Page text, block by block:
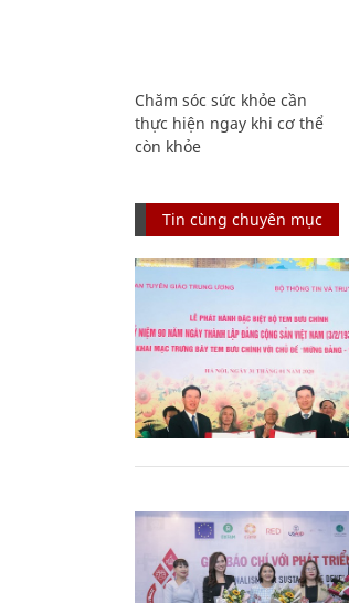
Chăm sóc sức khỏe cần
thực hiện ngay khi cơ thể
còn khỏe
Tin cùng chuyên mục